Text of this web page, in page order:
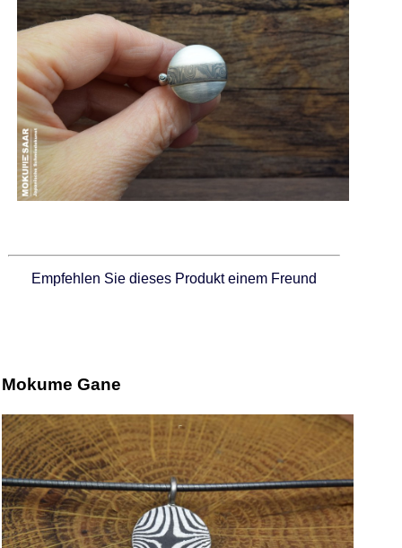
Empfehlen Sie dieses Produkt einem Freund
Mokume Gane